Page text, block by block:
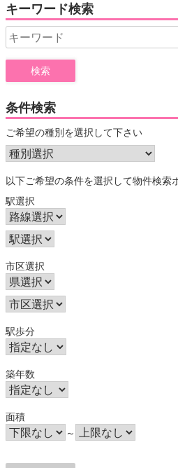
キーワード検索
Search
for:
条件検索
ご希望の種別を選択して下さい
以下ご希望の条件を選択して物件検索
駅選択
市区選択
駅歩分
築年数
面積
～